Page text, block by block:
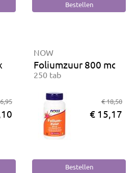
Capsules
NOW
Foliumzuur 800 mcg
250 tab
€ 18,50
€ 15,17